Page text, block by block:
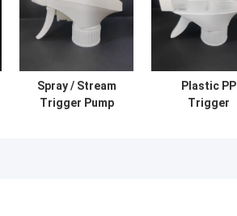
Spray / Stream
Trigger Pump
Plastic PP
Trigger